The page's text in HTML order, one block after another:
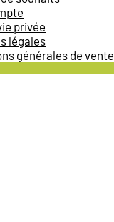
privée
légales
générales de vente